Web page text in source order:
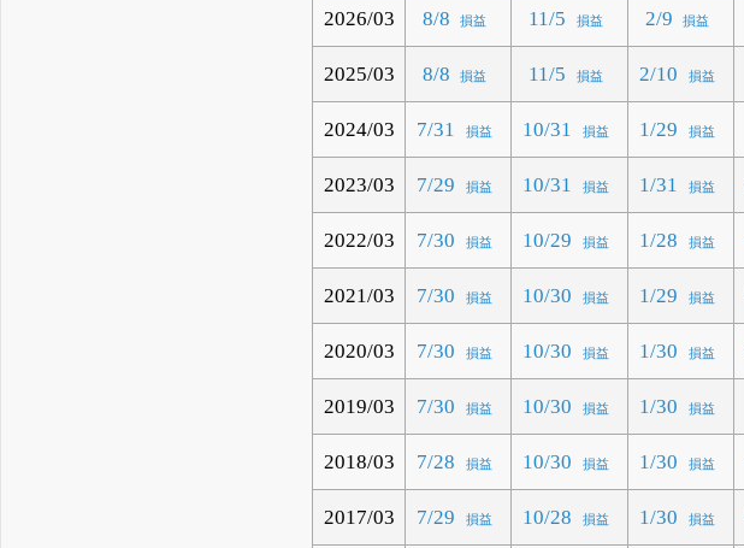
2026/03 8/8 損益 11/5 損益 2/9 損益
2025/03 8/8 損益 11/5 損益 2/10 損益
2024/03 7/31 損益 10/31 損益 1/29 損益
2023/03 7/29 損益 10/31 損益 1/31 損益
2022/03 7/30 損益 10/29 損益 1/28 損益
2021/03 7/30 損益 10/30 損益 1/29 損益
2020/03 7/30 損益 10/30 損益 1/30 損益
2019/03 7/30 損益 10/30 損益 1/30 損益
2018/03 7/28 損益 10/30 損益 1/30 損益
2017/03 7/29 損益 10/28 損益 1/30 損益